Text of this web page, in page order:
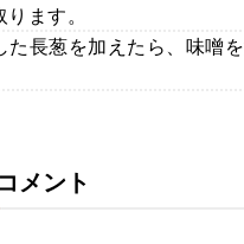
ます。
長葱を加えたら、味噌
メント